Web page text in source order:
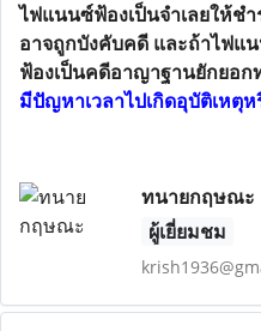
ไฟแนนซ์ฟ้องเป็นจำเลยให้ช
อาจถูกบังคับคดี และถ้าไฟแ
ฟ้องเป็นคดีอาญาฐานยักยอก
มีปัญหาเวลาไปเกิดอุบัติเหตุ
ทนายกฤษณะ
ผู้เยี่ยมชม